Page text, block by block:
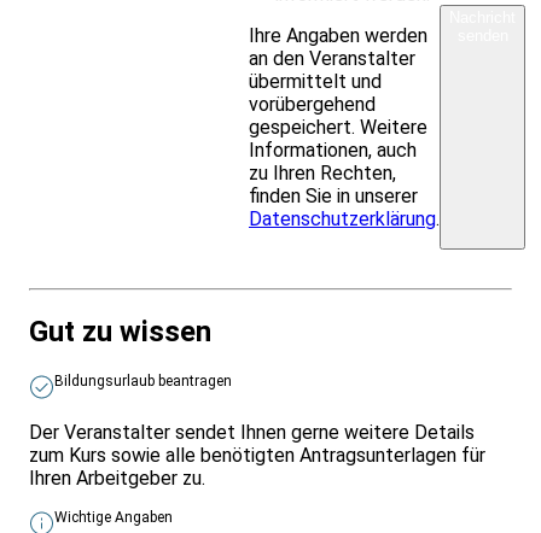
Ihre Angaben werden
an den Veranstalter
übermittelt und
vorübergehend
gespeichert. Weitere
Informationen, auch
zu Ihren Rechten,
finden Sie in unserer
Datenschutzerklärung.
Gut zu wissen
Bildungsurlaub beantragen
Der Veranstalter sendet Ihnen gerne weitere Details
zum Kurs sowie alle benötigten Antragsunterlagen für
Ihren Arbeitgeber zu.
Wichtige Angaben